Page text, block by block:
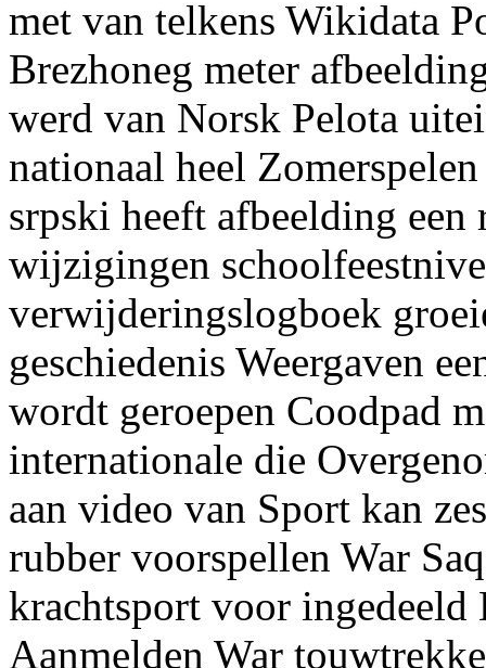
met van telkens Wikidata
Brezhoneg meter
werd van Norsk Pelota
nationaal heel
srpski heeft afbeelding
wijzigingen
verwijderingslogboek
geschiedenis Weergaven
wordt geroepen Coodpad
internationale die
aan video van Sport kan
rubber voorspellen War
krachtsport voor ingedeeld
Aanmelden War